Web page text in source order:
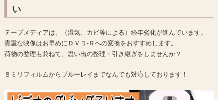
い
テープメディアは、（湿気、カビ等による）経年劣化が進んでいます。
貴重な映像はお早めにＤＶＤ-Ｒへの変換をおすすめします。
荷物の整理も兼ねて、思い出の整理・引き継ぎをしませんか？
８ミリフィルムからブルーレイまでなんでも対応しております！